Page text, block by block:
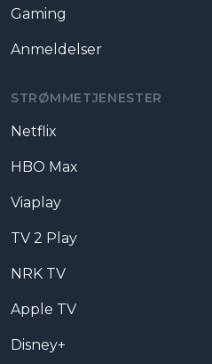
Gaming
Anmeldelser
STRØMMETJENESTER
Netflix
HBO Max
Viaplay
TV 2 Play
NRK TV
Apple TV
Disney+